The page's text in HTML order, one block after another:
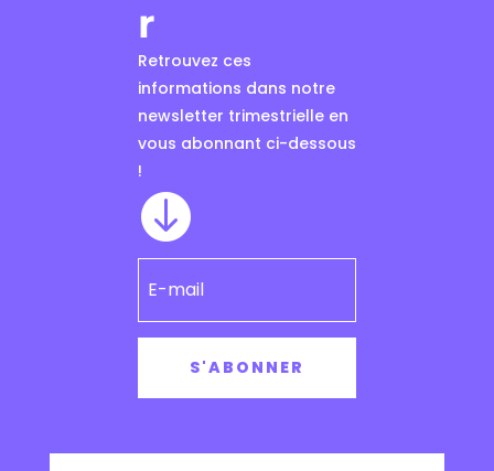
r
Retrouvez ces
informations dans notre
newsletter trimestrielle en
vous abonnant ci-dessous
!

S'ABONNER